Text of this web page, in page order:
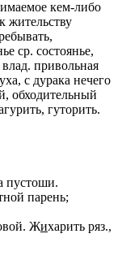
кем-либо
жительству
ср. состоянье,
привольная
с дурака нечего
обходительный
гуторить.
пустоши.
парень;
Жихарить ряз.,